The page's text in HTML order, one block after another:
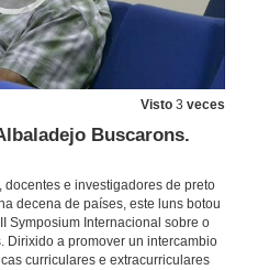
Visto 3 veces
Buscarons.
e investigadores de preto
decena de países, este luns botou
Symposium Internacional sobre o
Dirixido a promover un intercambio
curriculares e extracurriculares
de Gladys Portilla
de 2023
de 2023
Miradas atopadas sobre as prácticas externas do estudantado. Presentación